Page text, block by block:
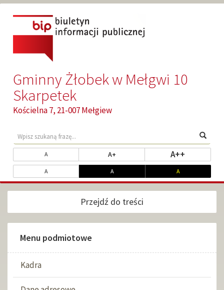
treści
wyszukiwarki
Gminny Żłobek w Mełgwi 10
Skarpetek
Kościelna 7, 21-007 Mełgiew
Wyszukaj
na
rozmiar
Austaw standardowy rozmiar tekstu
A+ustaw powiększony rozmiar
A++
kontrast
Austaw kontrast standardowy
Austaw kontrast biały na czarnym
Austaw kontrast
Przejdź do treści
Menu podmiotowe
Kadra